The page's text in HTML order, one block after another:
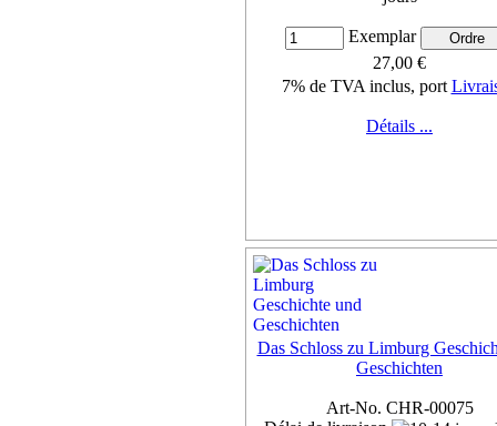
Exemplar
27,00 €
7% de TVA inclus, port
Détails ...
Das Schloss zu Limburg
Geschichten
Art-No. CHR-00075